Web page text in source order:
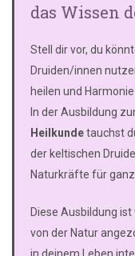
das Wissen
Stell dir vor, du
Druiden/innen
heilen und
In der Ausbildung
Heilkundetauchst
der keltischen
Naturkräfte für
Diese Ausbildung
von der Natur